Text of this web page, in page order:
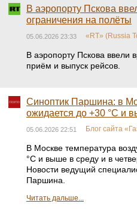
В аэропорту Пскова
ограничения на полёты
05.06.2026 23:33 «RT» (Russia
В аэропорту Пскова ввели
приём и выпуск рейсов.
Синоптик Паршина: в
ожидается до +30 °C и
05.06.2026 22:51 Блог сайта
В Москве температура
°C и выше в среду и в
Новости ведущий
Паршина.
Читать дальше...